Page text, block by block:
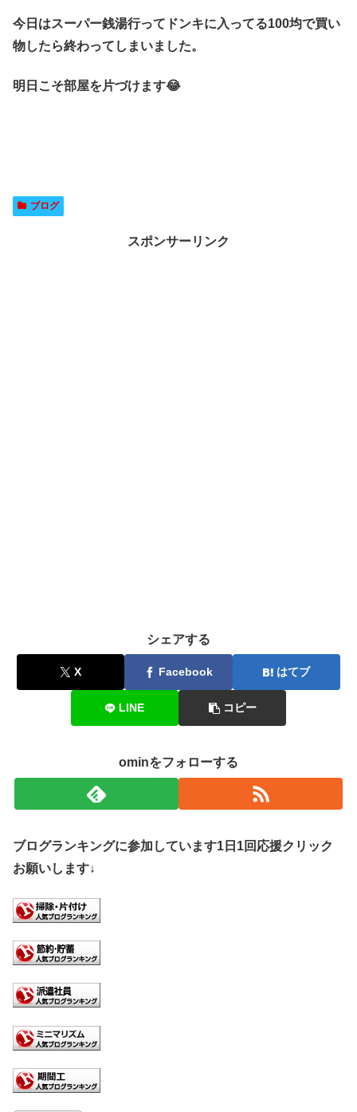
今日はスーパー銭湯行ってドンキに入ってる100均で買い
物したら終わってしまいました。
明日こそ部屋を片づけます😂
ブログ
スポンサーリンク
シェアする
X Facebook はてブ
LINE コピー
ominをフォローする
ブログランキングに参加しています1日1回応援クリック
お願いします↓